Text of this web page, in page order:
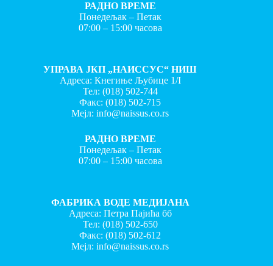
РАДНО ВРЕМЕ
Понедељак – Петак
07:00 – 15:00 часова
УПРАВА ЈКП „НАИССУС“ НИШ
Адреса: Кнегиње Љубице 1/I
Тел: (018) 502-744
Факс:(018) 502-715
Мејл:info@naissus.co.rs
РАДНО ВРЕМЕ
Понедељак – Петак
07:00 – 15:00 часова
ФАБРИКА ВОДЕ МЕДИЈАНА
Адреса: Петра Пајића бб
Тел: (018) 502-650
Факс:(018) 502-612
Мејл:info@naissus.co.rs